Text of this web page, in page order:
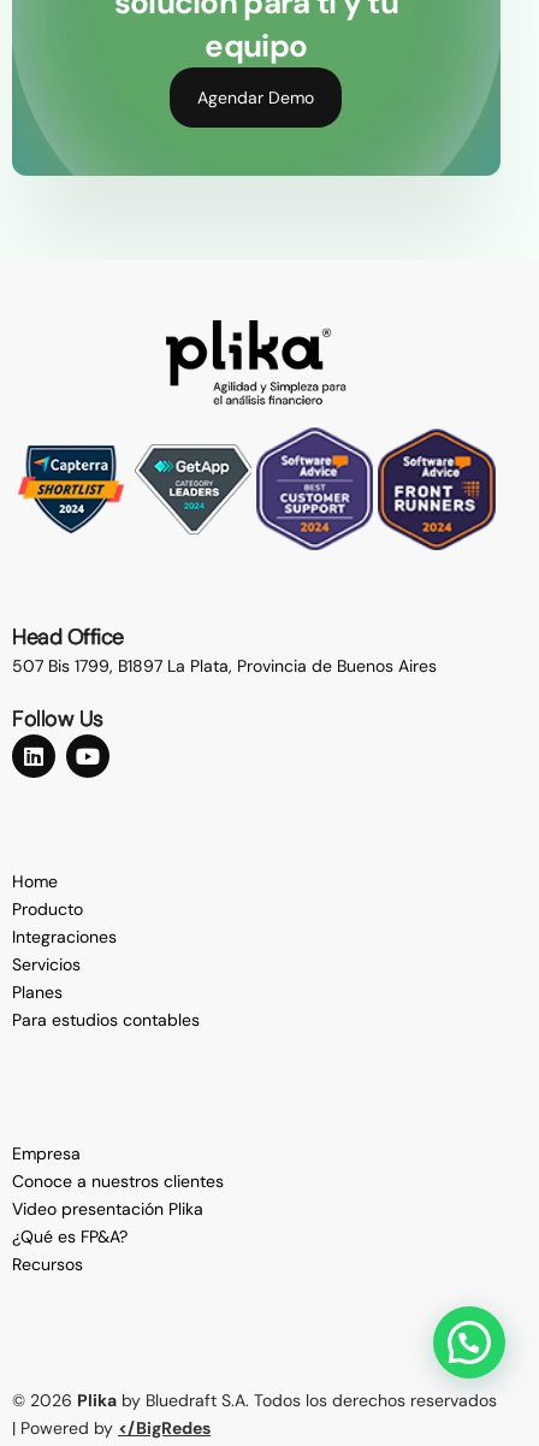
equipo
Agendar Demo
Head Office
507 Bis 1799, B1897 La Plata, Provincia de Buenos Aires
Follow Us
Home
Producto
Integraciones
Servicios
Planes
Para estudios contables
Empresa
Conoce a nuestros clientes
Video presentación Plika
¿Qué es FP&A?
Recursos
© 2026 Plika by Bluedraft S.A. Todos los derechos reservados
| Powered by </BigRedes